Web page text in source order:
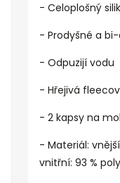
- Celoplošný
- Prodyšné a
- Odpuzijí vodu
- Hřejivá
- 2 kapsy na
- Materiál:
vnitřní: 93 %